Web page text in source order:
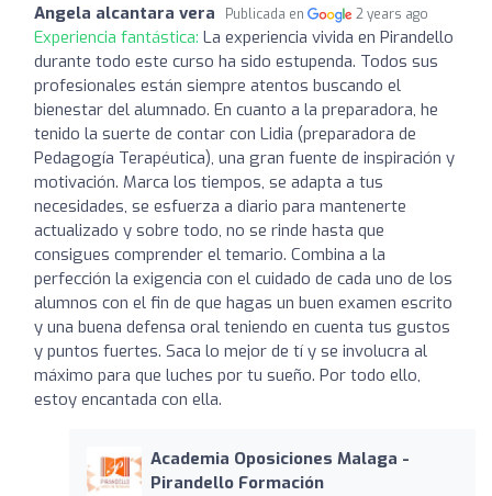
Angela alcantara vera Publicada en 2 years ago
Experiencia fantástica: La experiencia vivida en Pirandello
durante todo este curso ha sido estupenda. Todos sus
profesionales están siempre atentos buscando el
bienestar del alumnado. En cuanto a la preparadora, he
tenido la suerte de contar con Lidia (preparadora de
Pedagogía Terapéutica), una gran fuente de inspiración y
motivación. Marca los tiempos, se adapta a tus
necesidades, se esfuerza a diario para mantenerte
actualizado y sobre todo, no se rinde hasta que
consigues comprender el temario. Combina a la
perfección la exigencia con el cuidado de cada uno de los
alumnos con el fin de que hagas un buen examen escrito
y una buena defensa oral teniendo en cuenta tus gustos
y puntos fuertes. Saca lo mejor de tí y se involucra al
máximo para que luches por tu sueño. Por todo ello,
estoy encantada con ella.
Academia Oposiciones Malaga -
Pirandello Formación